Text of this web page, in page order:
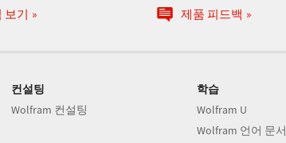
보기 제품 피드백
컨설팅
Wolfram 컨설팅
학습
Wolfram U
Wolfram 언어 문서